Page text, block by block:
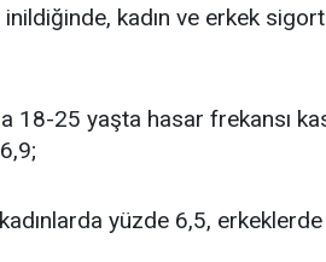
kadın ve erkek
18-25 yaşta hasar frekansı
yüzde 6,5,